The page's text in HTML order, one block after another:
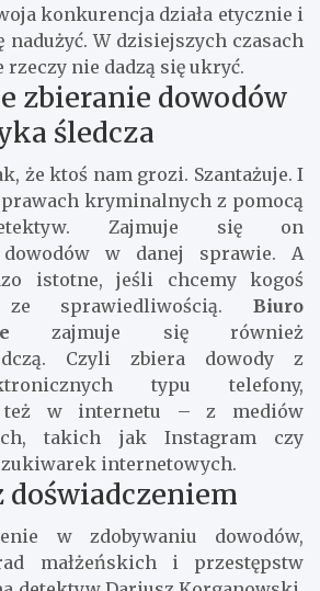
konkurencja działa etycznie i
nadużyć. W dzisiejszych czasach
rzeczy nie dadzą się ukryć.
zbieranie dowodów
śledcza
że ktoś nam grozi. Szantażuje. I
kryminalnych z pomocą
Zajmuje się on
dowodów w danej sprawie. A
istotne, jeśli chcemy kogoś
ze sprawiedliwością. Biuro
zajmuje się również
Czyli zbiera dowody z
typu telefony,
też w internetu – z mediów
takich jak Instagram czy
internetowych.
w zdobywaniu dowodów,
małżeńskich i przestępstw